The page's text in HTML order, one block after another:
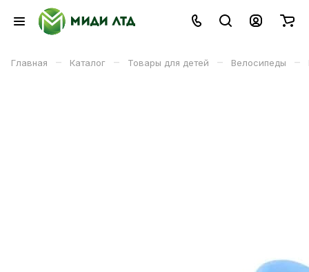
Главная – Каталог – Товары для детей – Велосипеды –